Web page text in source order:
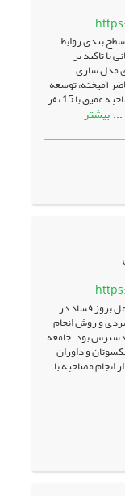
بندی روابط
با تاکید بر
مدل سازی
آمیخته، توسعه
ای– کاربردی است. بر اساس رهیافت گلیزری و مصاحبه عمیق با 15 نفر
... بیشتر
بروز فساد در
و روش انجام
بود. جامعه
و داوران
انجام مصاحبه با